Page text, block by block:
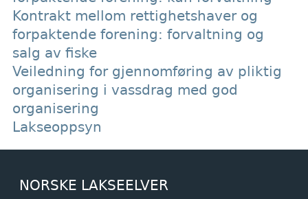
Kontrakt mellom rettighetshaver og
forpaktende forening: forvaltning og
salg av fiske
Veiledning for gjennomføring av pliktig
organisering i vassdrag med god
organisering
Lakseoppsyn
NORSKE LAKSEELVER